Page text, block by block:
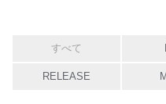
すべて
RELEASE